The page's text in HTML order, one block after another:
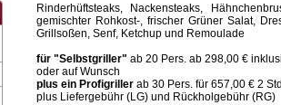
Rinderhüftsteaks, Nackensteaks,
gemischter Rohkost-, frischer Grüner Salat,
Grillsoßen, Senf, Ketchup und Remoulade
für "Selbstgriller" ab 20 Pers. ab 298,00 €
oder auf Wunsch
plus ein Profigrillerab 30 Pers. für 657,00 € 2
plus Liefergebühr (LG) und Rückholgebühr (RG)